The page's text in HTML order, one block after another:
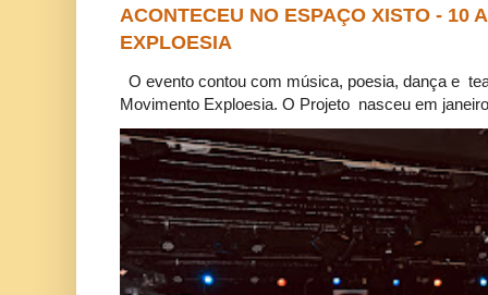
ACONTECEU NO ESPAÇO XISTO - 10
EXPLOESIA
O evento contou com música, poesia, dança e
Movimento Exploesia. O Projeto nasceu em